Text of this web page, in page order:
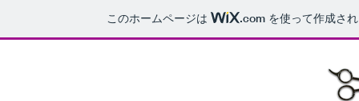
このホームページは .com を使って作成さ